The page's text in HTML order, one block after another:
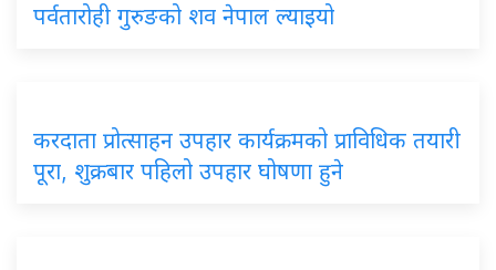
पर्वतारोही गुरुङको शव नेपाल ल्याइयो
करदाता प्रोत्साहन उपहार कार्यक्रमको प्राविधिक तयारी
पूरा, शुक्रबार पहिलो उपहार घोषणा हुने